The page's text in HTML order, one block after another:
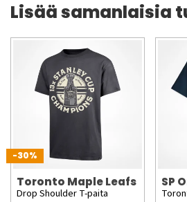
Lisää samanlaisia
-30%
Toronto Maple Leafs
Drop Shoulder T-paita
SP